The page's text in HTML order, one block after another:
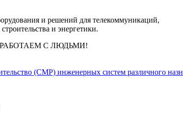
и решений для телекоммуникаций,
и энергетики.
С ЛЮДЬМИ!
(СМР) инженерных систем различного